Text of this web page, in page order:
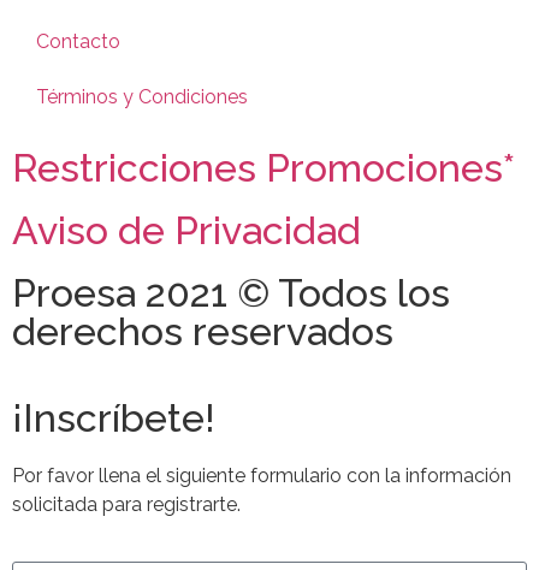
Contacto
Términos y Condiciones
Restricciones Promociones*
Aviso de Privacidad
Proesa 2021 © Todos los
derechos reservados
¡Inscríbete!
Por favor llena el siguiente formulario con la información
solicitada para registrarte.